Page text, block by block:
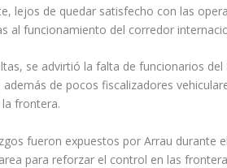
lejos de quedar satisfecho con las
al funcionamiento del corredor
se advirtió la falta de funcionarios
además de pocos fiscalizadores
frontera.
fueron expuestos por Arrau durante
para reforzar el control en las